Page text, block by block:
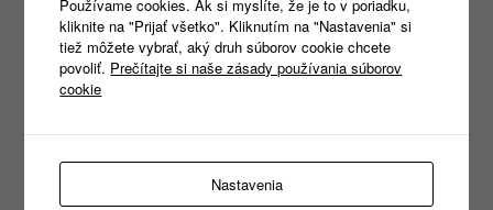
Products
search
Používame cookies. Ak si myslíte, že je to v poriadku,
kliknite na "Prijať všetko". Kliknutím na "Nastavenia" si
tiež môžete vybrať, aký druh súborov cookie chcete
povoliť. Prečítajte si naše zásady používania súborov
cookie
Nastavenia